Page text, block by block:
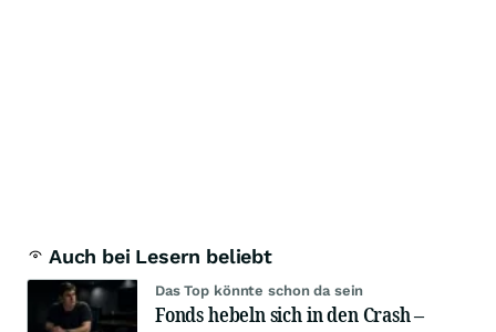
Auch bei Lesern beliebt
Das Top könnte schon da sein
Fonds hebeln sich in den Crash –